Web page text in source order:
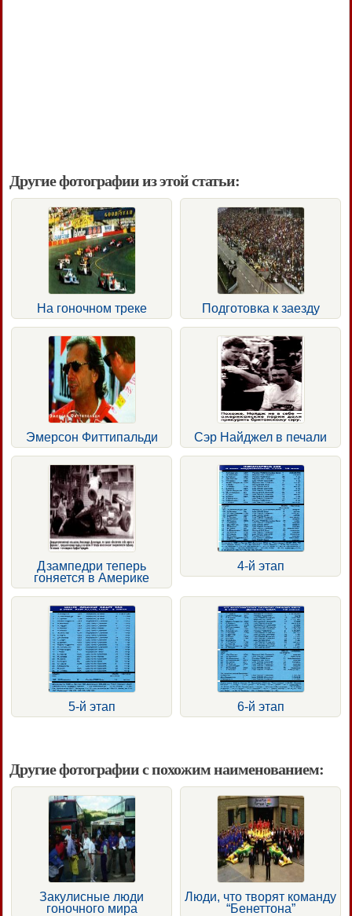
Другие фотографии из этой статьи:
На гоночном треке Подготовка к заезду
Эмерсон Фиттипальди Сэр Найджел в печали
Дзампедри теперь
гоняется в Америке
4-й этап
5-й этап 6-й этап
Другие фотографии с похожим наименованием:
Закулисные люди
гоночного мира
Люди, что творят команду
“Бенеттона”